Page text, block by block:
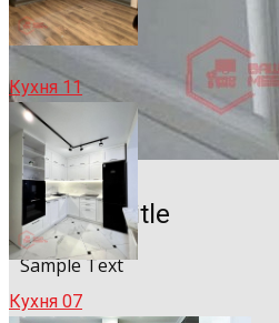
Sample Title
Sample Text
Кухня 11
Кухня 07